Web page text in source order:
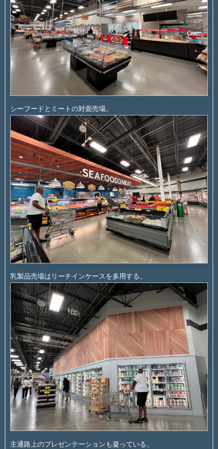
シーフードとミートの対面売場。
乳製品売場はリーチインケースを多用する。
主通路上のプレゼンテーションも凝っている。